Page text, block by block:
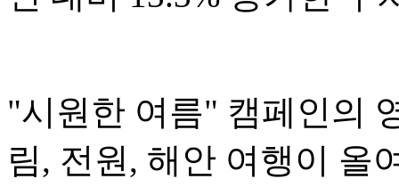
"시원한 여름" 캠페인의
림, 전원, 해안 여행이 올